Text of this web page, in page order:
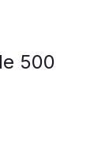
500